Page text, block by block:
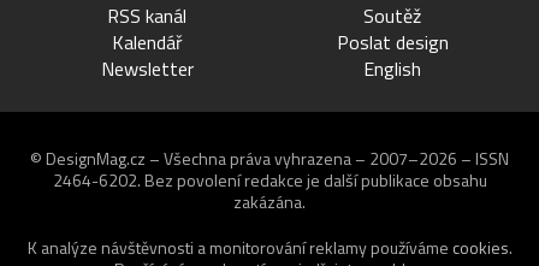
RSS kanál
Kalendář
Newsletter
Soutěž
Poslat design
English
© DesignMag.cz – Všechna práva vyhrazena – 2007–2026 – ISSN
2464-6202. Bez povolení redakce je další publikace obsahu
zakázána.
K analýze návštěvnosti a monitorování reklamy používáme cookies.